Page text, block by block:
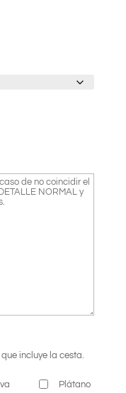
incluye la cesta.
Plátano